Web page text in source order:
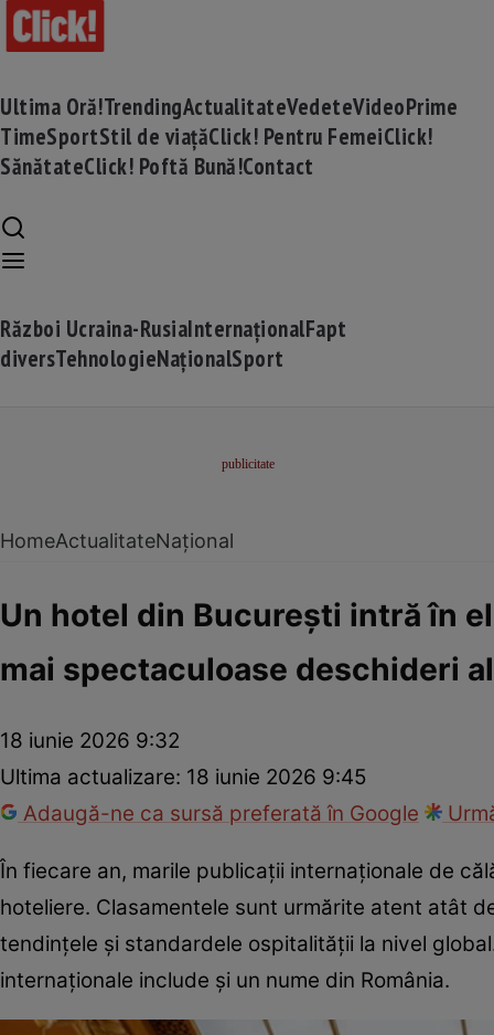
Ultima Oră!TrendingActualitateVedeteVideoPrime
TimeSportStil de viațăClick! Pentru FemeiClick!
SănătateClick! Poftă Bună!Contact
Război Ucraina-RusiaInternaționalFapt
diversTehnologieNaționalSport
HomeActualitateNațional
Un hotel din București intră în
mai spectaculoase deschideri
18 iunie 2026 9:32
Ultima actualizare: 18 iunie 2026 9:45
Adaugă-ne ca sursă preferată în Google
În fiecare an, marile publicații internaționale de
hoteliere. Clasamentele sunt urmărite atent atât
tendințele și standardele ospitalității la nivel
internaționale include și un nume din România.